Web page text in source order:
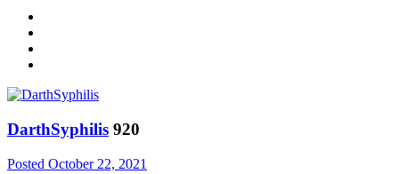
DarthSyphilis 920
Posted October 22, 2021